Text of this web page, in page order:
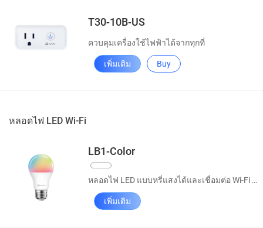
T30-10B-US
ควบคุมเครื่องใช้ไฟฟ้าได้จากทุกที่
เพิ่มเติม Buy
หลอดไฟ LED Wi-Fi
LB1-Color
หลอดไฟ LED แบบหรี่แสงได้และเชื่อมต่อ Wi-Fi ได้
เพิ่มเติม